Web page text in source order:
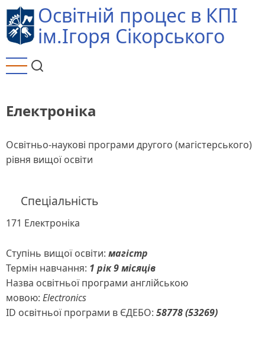
Перейти
до
основного
Освітній процес в КПІ
ім.Ігоря Сікорського
Електроніка
Освітньо-наукові програми другого (магістерського)
рівня вищої освіти
Спеціальність
171 Електроніка
Ступінь вищої освіти: магістр
Термін навчання: 1 рік 9 місяців
Назва освітньої програми англійською
мовою: Electronics
ID освітньої програми в ЄДЕБО: 58778 (53269)